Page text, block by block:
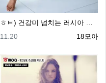
등록자
18모아
등록일
11.20